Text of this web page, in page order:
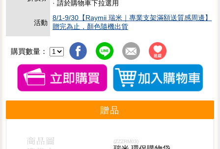
· 請於購物車下拉選用
活動
8/1-9/30【Raymii 瑞米｜專業支架滿額送質感周邊】
贈完為止，顏色隨機出貨
購買數量：
贈品
(ZZZRM03)